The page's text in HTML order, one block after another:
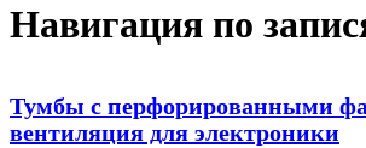
Навигация по
Тумбы с перфорированными
вентиляция для электроники